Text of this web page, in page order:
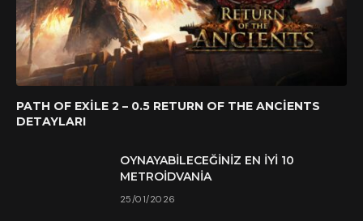
PATH OF EXILE 2 – 0.5 RETURN OF THE ANCIENTS
DETAYLARI
OYNAYABILECEĞINIZ EN İYI 10
METROIDVANIA
25/01/2026